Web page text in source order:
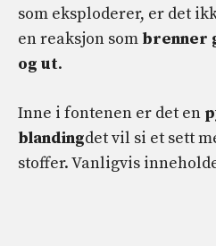
som eksploderer, er det
en reaksjon som brenner
og ut.
Inne i fontenen er det en
blandingdet vil si et sett
stoffer. Vanligvis